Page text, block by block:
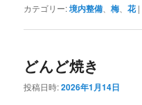
カテゴリー:境内整備 、梅 、花 |
どんど焼き
投稿日時:2026年1月14日